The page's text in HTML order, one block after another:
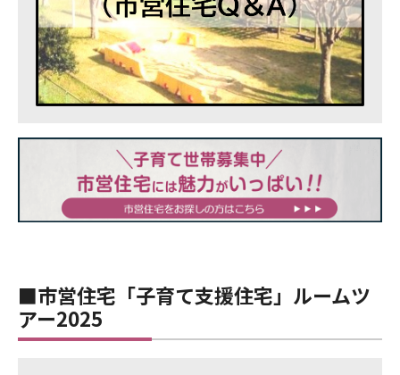
■市営住宅「子育て支援住宅」ルームツ
アー2025